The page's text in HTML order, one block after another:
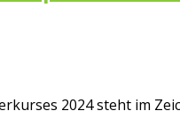
2024 steht im